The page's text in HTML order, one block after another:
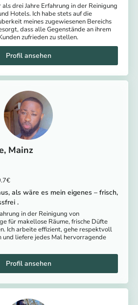
drei Jahre Erfahrung in der Reinigung
Hotels. Ich habe stets auf die
meines zugewiesenen Bereichs
dass alle Gegenstände an ihrem
zufrieden zu stellen.
Mainz
als wäre es mein eigenes – frisch,
.
in der Reinigung von
für makellose Räume, frische Düfte
Ich arbeite effizient, gehe respektvoll
und liefere jedes Mal hervorragende